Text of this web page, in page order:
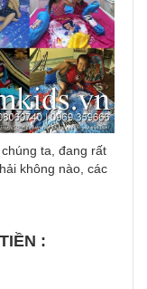
ta, đang rất
không nào, các
: